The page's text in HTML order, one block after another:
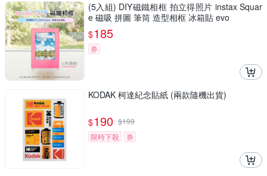
(5入組) DIY磁鐵相框 拍立得照片 instax Squar
e 磁吸 拼圖 筆筒 造型相框 冰箱貼 evo
$185
券
KODAK 柯達紀念貼紙 (兩款隨機出貨)
$190 $199
限時下殺
券